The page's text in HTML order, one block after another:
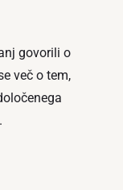
govorili o
več o tem,